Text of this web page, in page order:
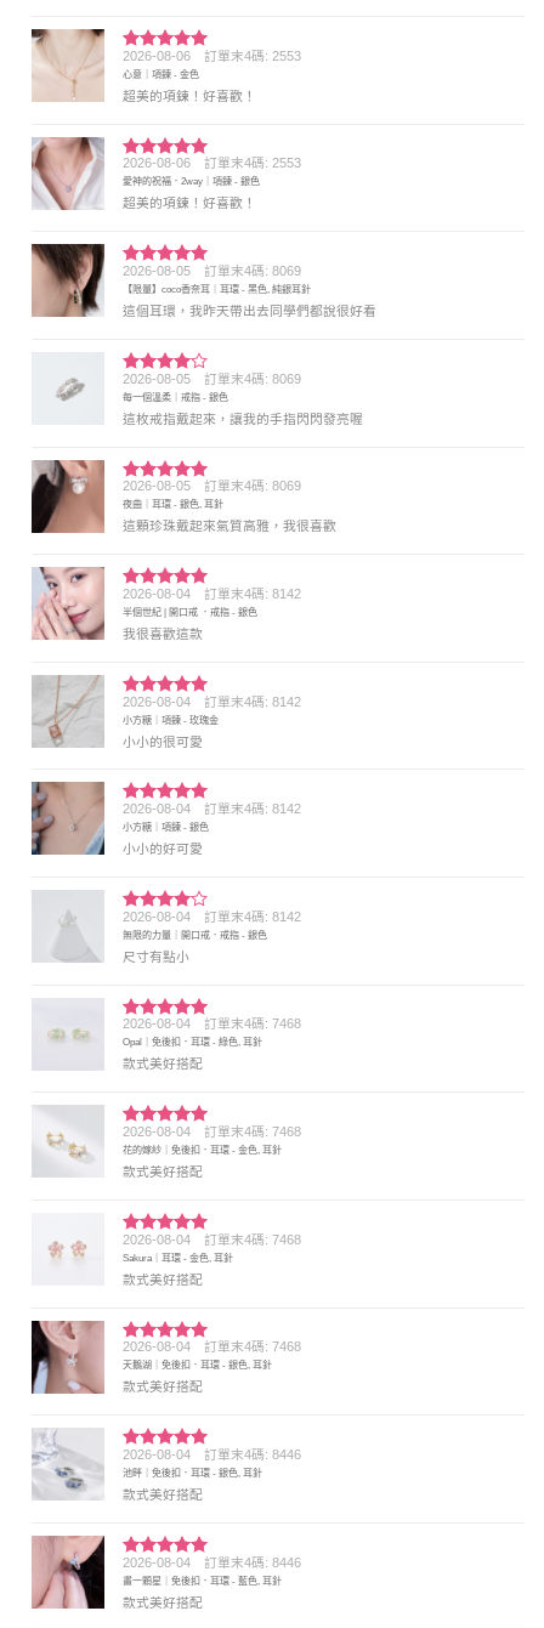
評分5 滿
分 5
2026-08-06 訂單末4碼: 2553
心意｜項鍊 - 金色
超美的項鍊！好喜歡！
評分5 滿
分 5
2026-08-06 訂單末4碼: 2553
愛神的祝福．2way｜項鍊 - 銀色
超美的項鍊！好喜歡！
評分5 滿
分 5
2026-08-05 訂單末4碼: 8069
【限量】coco香奈耳｜耳環 - 黑色, 純銀耳針
這個耳環，我昨天帶出去同學們都說很好看
評分4
滿分 5
2026-08-05 訂單末4碼: 8069
每一個溫柔｜戒指 - 銀色
這枚戒指戴起來，讓我的手指閃閃發亮喔
評分5 滿
分 5
2026-08-05 訂單末4碼: 8069
夜曲｜耳環 - 銀色, 耳針
這顆珍珠戴起來氣質高雅，我很喜歡
評分5 滿
分 5
2026-08-04 訂單末4碼: 8142
半個世紀 | 開口戒 ．戒指 - 銀色
我很喜歡這款
評分5滿
分 5
2026-08-04 訂單末4碼: 8142
小方糖｜項鍊 - 玫瑰金
小小的很可愛
評分5 滿
分 5
2026-08-04 訂單末4碼: 8142
小方糖｜項鍊 - 銀色
小小的好可愛
評分4
滿分 5
2026-08-04 訂單末4碼: 8142
無限的力量｜開口戒．戒指 - 銀色
尺寸有點小
評分5 滿
分 5
2026-08-04 訂單末4碼: 7468
Opal｜免後扣．耳環 - 綠色, 耳針
款式美好搭配
評分5 滿
分 5
2026-08-04 訂單末4碼: 7468
花的嫁紗｜免後扣．耳環 - 金色, 耳針
款式美好搭配
評分5滿
分 5
2026-08-04 訂單末4碼: 7468
Sakura｜耳環 - 金色, 耳針
款式美好搭配
評分5 滿
分 5
2026-08-04 訂單末4碼: 7468
天鵝湖｜免後扣．耳環 - 銀色, 耳針
款式美好搭配
評分5 滿
分 5
2026-08-04 訂單末4碼: 8446
池畔｜免後扣．耳環 - 銀色, 耳針
款式美好搭配
評分5滿
分 5
2026-08-04 訂單末4碼: 8446
畫一顆星｜免後扣．耳環 - 藍色, 耳針
款式美好搭配